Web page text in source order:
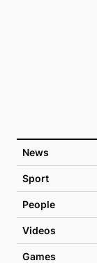
News
Sport
People
Videos
Games